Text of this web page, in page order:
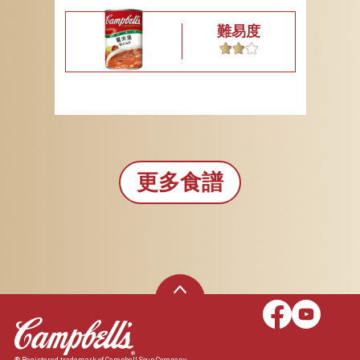
難易度
更多食譜